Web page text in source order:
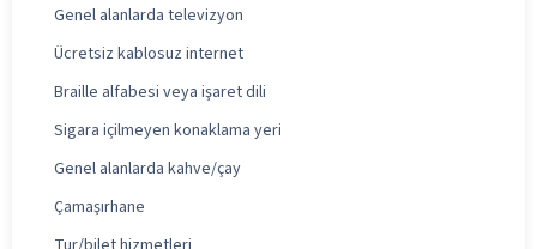
Genel alanlarda televizyon
Ücretsiz kablosuz internet
Braille alfabesi veya işaret dili
Sigara içilmeyen konaklama yeri
Genel alanlarda kahve/çay
Çamaşırhane